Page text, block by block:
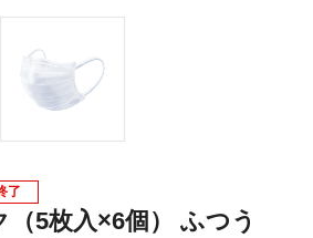
了
5枚入×6個） ふつう